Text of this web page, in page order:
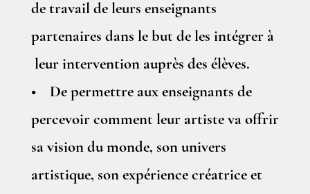
de travail de leurs enseignants
partenaires dans le but de les intégrer à
leur intervention auprès des élèves.
• De permettre aux enseignants de
percevoir comment leur artiste va offrir
sa vision du monde, son univers
artistique, son expérience créatrice et